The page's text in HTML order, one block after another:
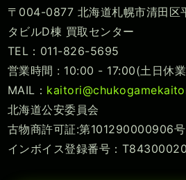
〒004-0877 北海道札幌市清田区
タビルD棟 買取センター
TEL：011-826-5695
営業時間 : 10:00 - 17:00(土日休業
MAIL：
北海道公安委員会
古物商許可証:第101290000906号
インボイス登録番号：